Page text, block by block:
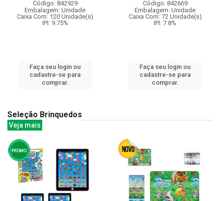
Código: 842929
Embalagem: Unidade
Caixa Com: 120 Unidade(s)
IPI: 9.75%
Faça seu login ou
cadastre-se para
comprar.
Código: 842669
Embalagem: Unidade
Caixa Com: 72 Unidade(s)
IPI: 7.8%
Faça seu login ou
cadastre-se para
comprar.
Seleção Brinquedos
Veja mais